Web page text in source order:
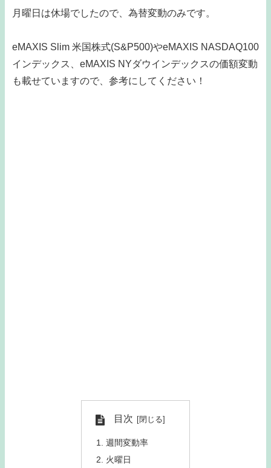
月曜日は休場でしたので、為替変動のみです。
eMAXIS Slim 米国株式(S&P500)やeMAXIS NASDAQ100
インデックス、eMAXIS NYダウインデックスの価額変動
も載せていますので、参考にしてください！
目次
週間変動率
火曜日